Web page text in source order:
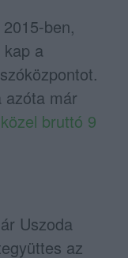
ben,
a
azóta már
közel bruttó 9
Uszoda
az